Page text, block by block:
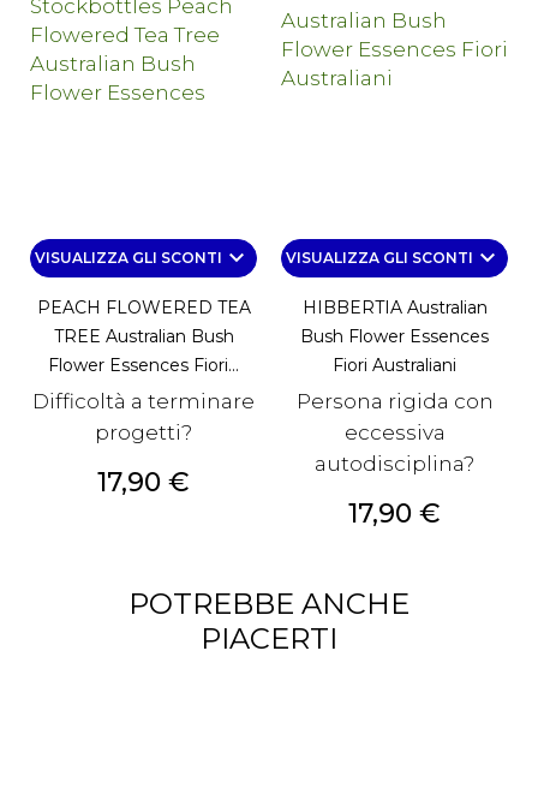
VISUALIZZA GLI SCONTI keyboard_arrow_down
PEACH FLOWERED TEA
TREE Australian Bush
Flower Essences Fiori...
Difficoltà a terminare
progetti?
Prezzo
17,90 €
VISUALIZZA GLI SCONTI keyboard_arrow_down
HIBBERTIA Australian
Bush Flower Essences
Fiori Australiani
Persona rigida con
eccessiva
autodisciplina?
Prezzo
17,90 €
POTREBBE ANCHE
PIACERTI